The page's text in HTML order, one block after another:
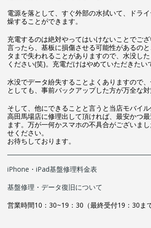
電源を落として、すぐ外部の水拭いて、ドラ
燥することができます。
充電するのは絶対やってはいけないことでご
言ったら、基板に損傷させる可能性があるの
タまで失われることがありますので、水没し
ください(笑)。充電だけはやめていただきたい
水没でデータ紛失することよくありますので
としても、事前バックアップした方が万全な対
そして、他にできることと言うと当店モバイ
高田馬場店に修理出して頂ければ、最安かつ
ます。万が一何かスマホの不具合がございま
せください。
お待ちしております。
iPhone・iPad基盤修理料金表
基盤修理・データ復旧について
営業時間10：30~19：30（最終受付19：30まで